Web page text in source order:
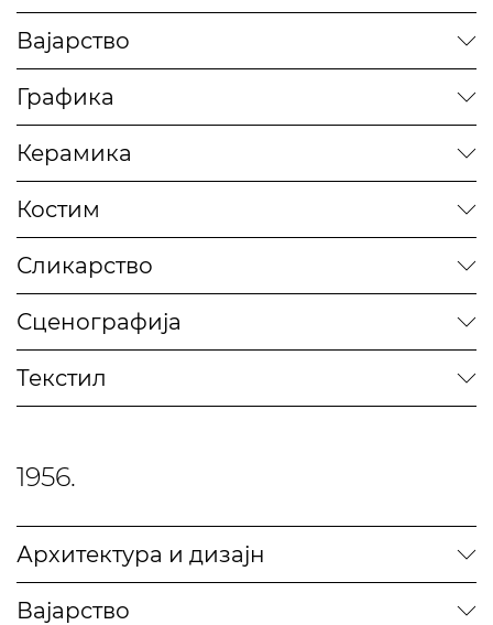
Вајарство
Графика
Керамика
Костим
Сликарство
Сценографија
Текстил
1956.
Архитектура и дизајн
Вајарство